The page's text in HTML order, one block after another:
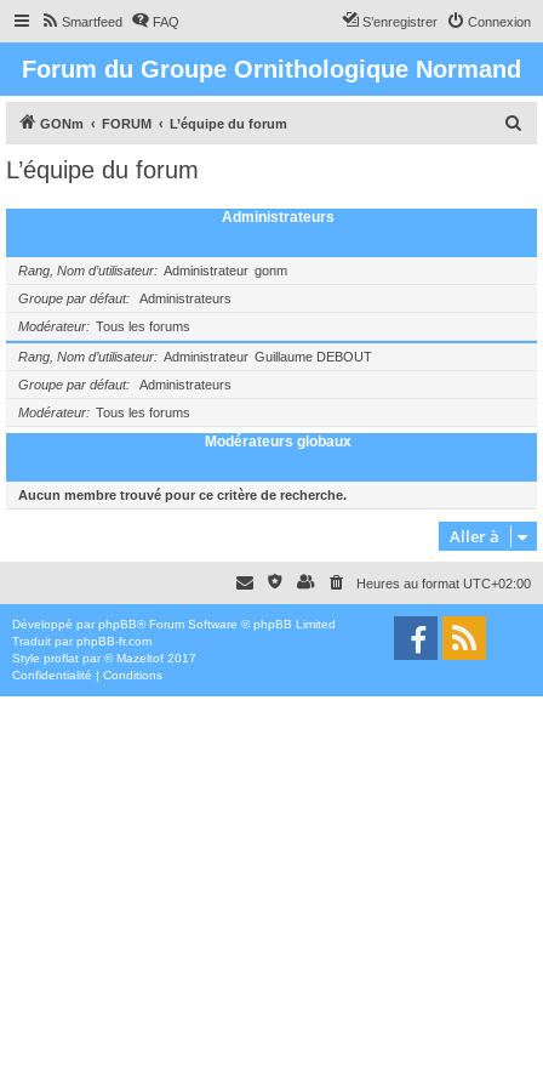
Smartfeed FAQ Connexion
S’enregistrer
Forum du Groupe Ornithologique Normand
GONm FORUM L’équipe du forum
h
L’équipe du forum
Administrateurs
Rang, Nom d’utilisateur Administrateur gonm
Groupe par défaut
Administrateurs
Modérateur
Tous les forums
Rang, Nom d’utilisateur Administrateur Guillaume DEBOUT
Groupe par défaut
Administrateurs
Modérateur
Tous les forums
Modérateurs globaux
Aucun membre trouvé pour ce critère de recherche.
Aller à
Heures au format UTC+02:00
Développé par phpBB® Forum Software © phpBB Limited
Traduit par phpBB-fr.com
Style proflat par ©Mazeltof 2017
Confidentialité | Conditions